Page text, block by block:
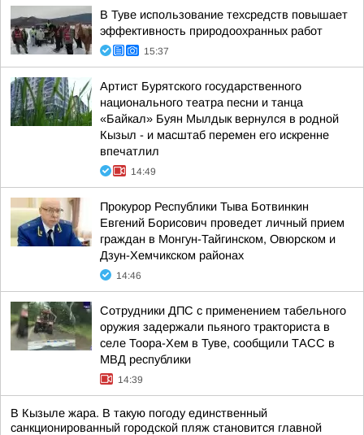
В Туве использование техсредств повышает
эффективность природоохранных работ
15:37
Артист Бурятского государственного
национального театра песни и танца
«Байкал» Буян Мылдык вернулся в родной
Кызыл - и масштаб перемен его искренне
впечатлил
14:49
Прокурор Республики Тыва Ботвинкин
Евгений Борисович проведет личный прием
граждан в Монгун-Тайгинском, Овюрском и
Дзун-Хемчикском районах
14:46
Сотрудники ДПС с применением табельного
оружия задержали пьяного тракториста в
селе Тоора-Хем в Туве, сообщили ТАСС в
МВД республики
14:39
В Кызыле жара. В такую погоду единственный
санкционированный городской пляж становится главной